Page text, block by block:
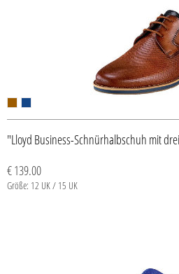
"Lloyd Business-Schnürhalbschuh mit
€ 139.00
Größe: 12 UK / 15 UK